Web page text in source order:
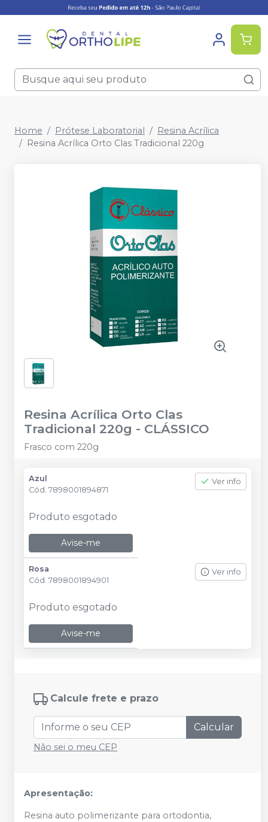
Home Prótese Laboratorial
Resina Acrílica
Resina Acrílica Orto Clas Tradicional 220g
Resina Acrílica Orto Clas
Tradicional 220g - CLÁSSICO
Frasco com 220g
Azul
Cód. 7898001894871
Ver info
Produto esgotado
Avise-me
Rosa
Cód. 7898001894901
Ver info
Produto esgotado
Avise-me
Calcule frete e prazo
Calcular
Não sei o meu CEP
Apresentação:
Resina auto polimerizante para ortodontia,